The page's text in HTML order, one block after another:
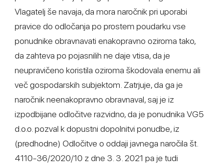
Vlagatelj še navaja, da mora naročnik pri uporabi
pravice do odločanja po prostem poudarku vse
ponudnike obravnavati enakopravno oziroma tako,
da zahteva po pojasnilih ne daje vtisa, da je
neupravičeno koristila oziroma škodovala enemu ali
več gospodarskih subjektom. Zatrjuje, da ga je
naročnik neenakopravno obravnaval, saj je iz
izpodbijane odločitve razvidno, da je ponudnika VG5
d.o.o. pozval k dopustni dopolnitvi ponudbe, iz
(predhodne) Odločitve o oddaji javnega naročila št.
4110-36/2020/10 z dne 3. 3. 2021 pa je tudi